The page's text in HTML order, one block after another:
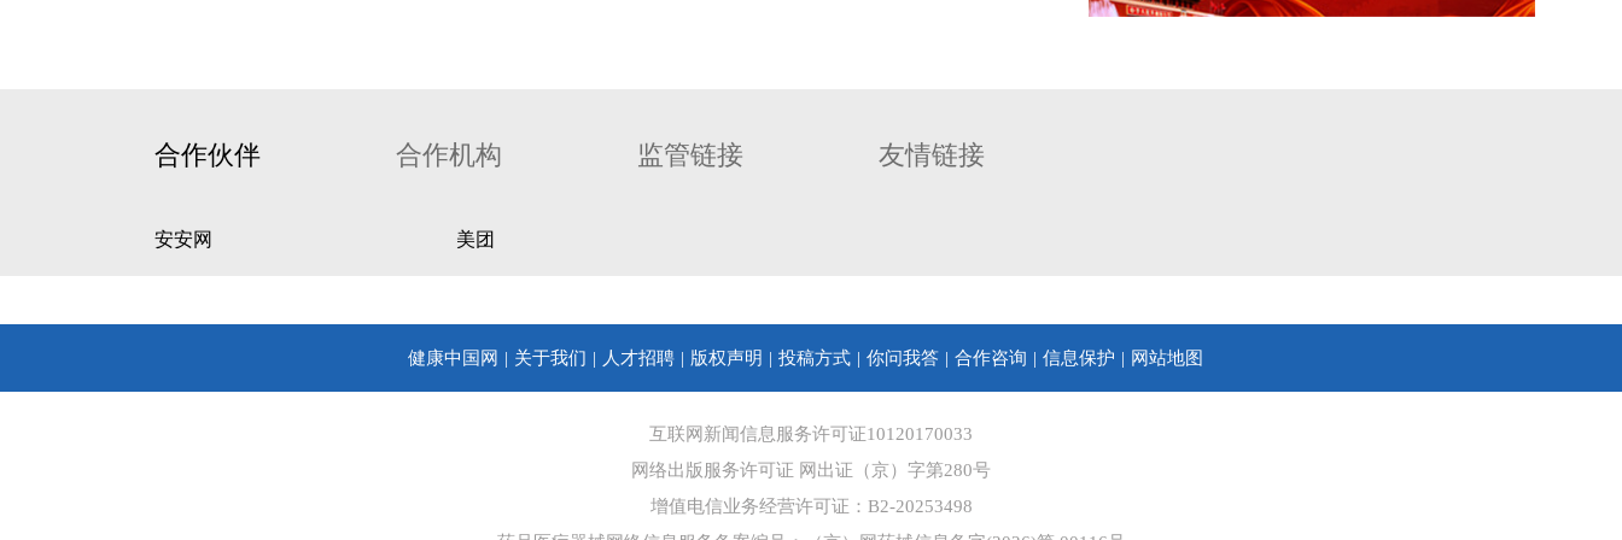
合作伙伴 合作机构 监管链接 友情链接
安安网 美团
健康中国网 关于我们 人才招聘 版权声明 投稿方式 你问我答 合作咨询 信息保护 网站地图
互联网新闻信息服务许可证10120170033
网络出版服务许可证 网出证（京）字第280号
增值电信业务经营许可证：B2-20253498